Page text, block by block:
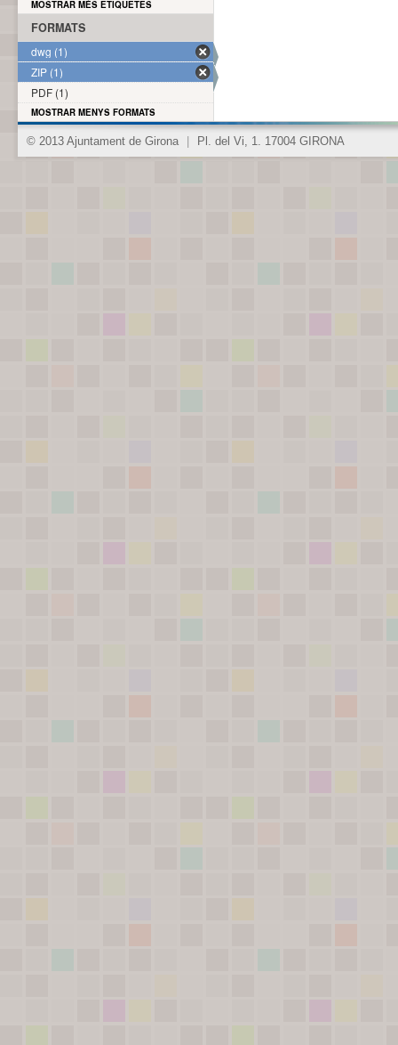
MOSTRAR MÉS ETIQUETES
FORMATS
dwg (1)
ZIP (1)
PDF (1)
MOSTRAR MENYS FORMATS
© 2013 Ajuntament de Girona Pl. del Vi, 1. 17004 GIRONA